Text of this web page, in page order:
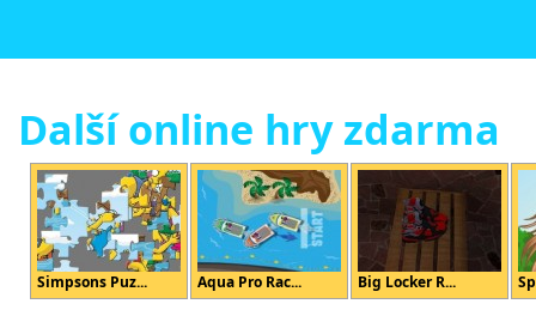
Další online hry zdarma
Simpsons Puz... Aqua Pro Rac... Big Locker R...